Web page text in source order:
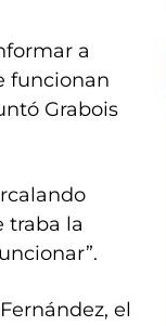
a
funcionan
Grabois
traba la
el